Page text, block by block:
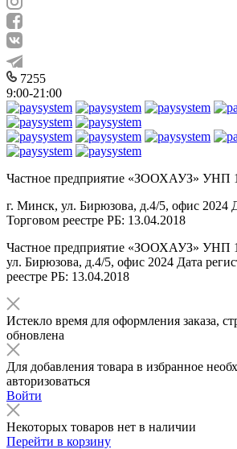
7255
9:00-21:00
Частное предприятие «ЗООХАУЗ» УНП
г. Минск, ул. Бирюзова, д.4/5, офис 2024
Торговом реестре РБ: 13.04.2018
Частное предприятие «ЗООХАУЗ» УНП
ул. Бирюзова, д.4/5, офис 2024 Дата
реестре РБ: 13.04.2018
Истекло время для оформления заказа,
обновлена
Для добавления товара в избранное
авторизоваться
Войти
Некоторых товаров нет в наличии
Перейти в корзину